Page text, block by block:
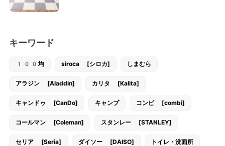
キーワード
100均 siroca [シロカ] しまむら
アラジン [Aladdin] カリタ [Kalita]
キャンドゥ [CanDo] キャンプ コンビ [combi]
コールマン [Coleman] スタンレー [STANLEY]
セリア [Seria] ダイソー [DAISO] トイレ・洗面所